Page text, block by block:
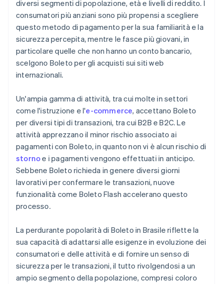
diversi segmenti di popolazione, età e livelli di reddito. I
consumatori più anziani sono più propensi a scegliere
questo metodo di pagamento per la sua familiarità e la
sicurezza percepita, mentre le fasce più giovani, in
particolare quelle che non hanno un conto bancario,
scelgono Boleto per gli acquisti sui siti web
internazionali.
Un'ampia gamma di attività, tra cui molte in settori
come l'istruzione e l'e-commerce, accettano Boleto
per diversi tipi di transazioni, tra cui B2B e B2C. Le
attività apprezzano il minor rischio associato ai
pagamenti con Boleto, in quanto non vi è alcun rischio di
stornoe i pagamenti vengono effettuati in anticipo.
Sebbene Boleto richieda in genere diversi giorni
lavorativi per confermare le transazioni, nuove
funzionalità come Boleto Flash accelerano questo
processo.
La perdurante popolarità di Boleto in Brasile riflette la
sua capacità di adattarsi alle esigenze in evoluzione dei
consumatori e delle attività e di fornire un senso di
sicurezza per le transazioni, il tutto rivolgendosi a un
ampio segmento della popolazione, compresi coloro